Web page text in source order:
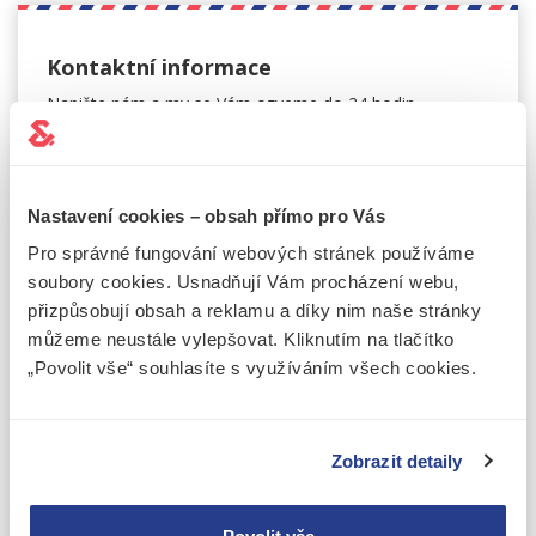
Nastavení cookies – obsah přímo pro Vás
Pro správné fungování webových stránek používáme
soubory cookies. Usnadňují Vám procházení webu,
přizpůsobují obsah a reklamu a díky nim naše stránky
můžeme neustále vylepšovat. Kliknutím na tlačítko
„Povolit vše“ souhlasíte s využíváním všech cookies.
Zobrazit detaily
Kontaktní informace
Napište nám a my se Vám ozveme do 24 hodin.
Revoluční 736/15, Praha 1
Jméno